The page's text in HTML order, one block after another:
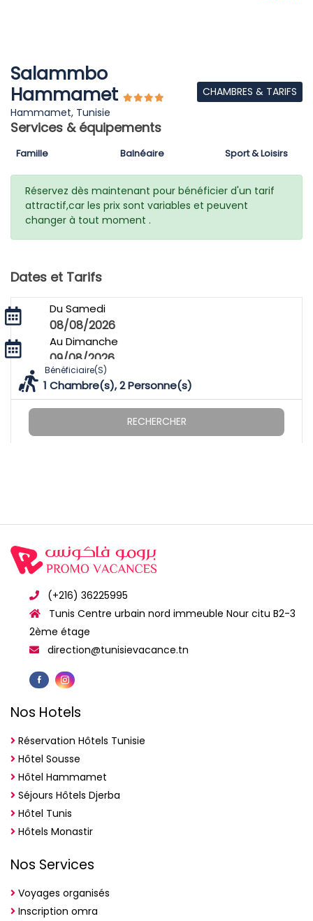
Salammbo
Hammamet
Hammamet, Tunisie
CHAMBRES & TARIFS
Services & équipements
Famille Balnéaire Sport & Loisirs
Réservez dès maintenant pour bénéficier d'un tarif
attractif,car les prix sont variables et peuvent
changer à tout moment .
Dates et Tarifs
Du Samedi
08/08/2026
Au Dimanche
09/08/2026
Bénéficiaire(s)
1 Chambre(s),2Personne(s)
RECHERCHER
(+216) 36225995
Tunis Centre urbain nord immeuble Nour citu B2-3
2ème étage
direction@tunisievacance.tn
Nos Hotels
Réservation Hôtels Tunisie
Hôtel Sousse
Hôtel Hammamet
Séjours Hôtels Djerba
Hôtel Tunis
Hôtels Monastir
Nos Services
Voyages organisés
Inscription omra